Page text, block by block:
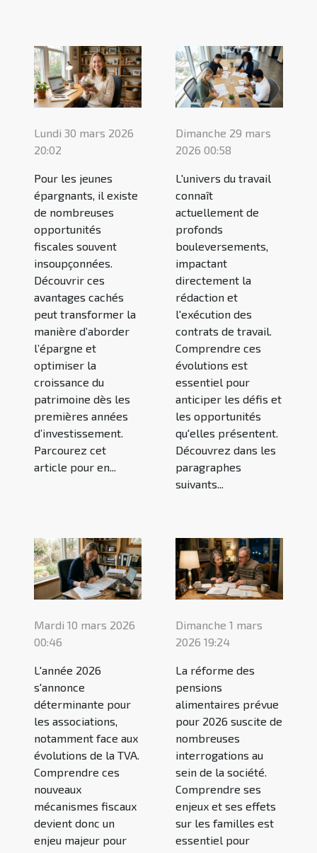
Lundi 30 mars 2026
20:02
Pour les jeunes
épargnants, il existe
de nombreuses
opportunités
fiscales souvent
insoupçonnées.
Découvrir ces
avantages cachés
peut transformer la
manière d’aborder
l’épargne et
optimiser la
croissance du
patrimoine dès les
premières années
d’investissement.
Parcourez cet
article pour en...
Dimanche 29 mars
2026 00:58
L'univers du travail
connaît
actuellement de
profonds
bouleversements,
impactant
directement la
rédaction et
l'exécution des
contrats de travail.
Comprendre ces
évolutions est
essentiel pour
anticiper les défis et
les opportunités
qu'elles présentent.
Découvrez dans les
paragraphes
suivants...
Mardi 10 mars 2026
00:46
L'année 2026
s'annonce
déterminante pour
les associations,
notamment face aux
évolutions de la TVA.
Comprendre ces
nouveaux
mécanismes fiscaux
devient donc un
enjeu majeur pour
Dimanche 1 mars
2026 19:24
La réforme des
pensions
alimentaires prévue
pour 2026 suscite de
nombreuses
interrogations au
sein de la société.
Comprendre ses
enjeux et ses effets
sur les familles est
essentiel pour